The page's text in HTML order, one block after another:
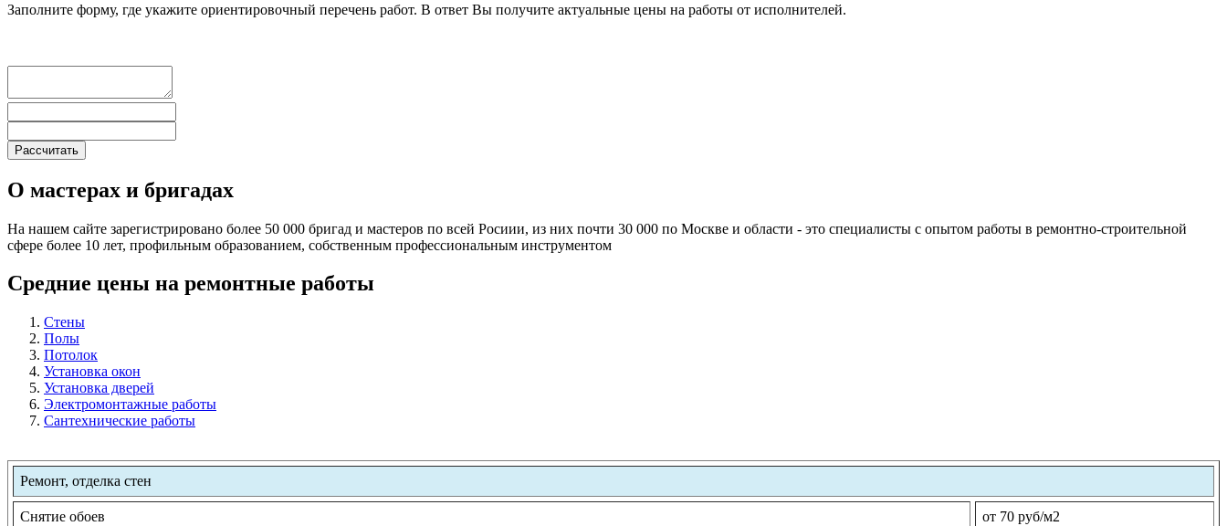
Заполните форму, где укажите ориентировочный перечень работ. В ответ Вы получите актуальные цены на работы от исполнителей.
О мастерах и бригадах
На нашем сайте зарегистрировано более 50 000 бригад и мастеров по всей Росиии, из них почти 30 000 по Москве и области - это специалисты с опытом работы в ремонтно-строительной
сфере более 10 лет, профильным образованием, собственным профессиональным инструментом
Средние цены на ремонтные работы
Стены
Полы
Потолок
Установка окон
Установка дверей
Электромонтажные работы
Сантехнические работы
Ремонт, отделка стен
Снятие обоев от 70 руб/м2